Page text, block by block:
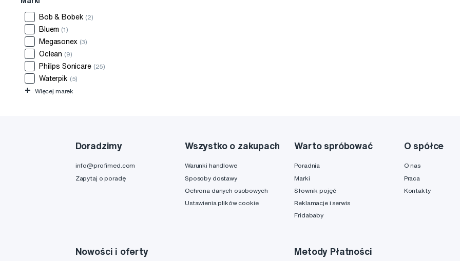
Bob & Bobek (2)
Bluem (1)
Megasonex (3)
Oclean (9)
Philips Sonicare (25)
Waterpik (5)
+ Więcej marek
Doradzimy
info@profimed.com
Zapytaj o poradę
Wszystko o zakupach
Warunki handlowe
Sposoby dostawy
Ochrona danych osobowych
Ustawienia plików cookie
Warto spróbować
Poradnia
Marki
Słownik pojęć
Reklamacje i serwis
Fridababy
O spółce
O nas
Praca
Kontakty
Nowości i oferty Metody Płatności